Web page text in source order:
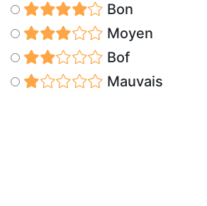
Bon
Moyen
Bof
Mauvais